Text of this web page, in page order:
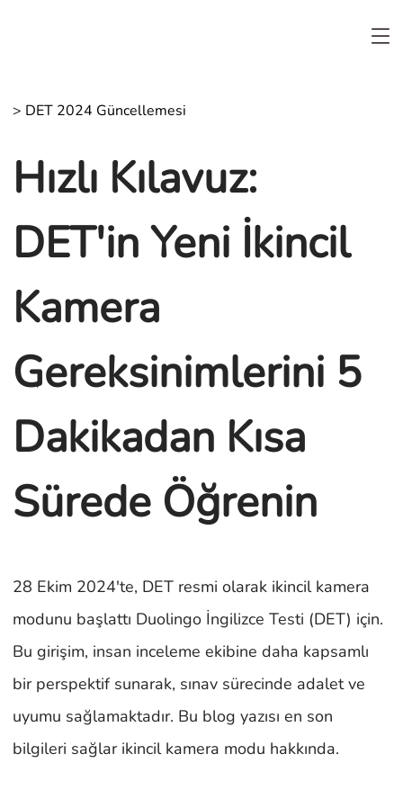
> DET 2024 Güncellemesi
Hızlı Kılavuz:
DET'in Yeni İkincil
Kamera
Gereksinimlerini 5
Dakikadan Kısa
Sürede Öğrenin
28 Ekim 2024'te, DET resmi olarak ikincil kamera
modunu başlattı Duolingo İngilizce Testi (DET) için.
Bu girişim, insan inceleme ekibine daha kapsamlı
bir perspektif sunarak, sınav sürecinde adalet ve
uyumu sağlamaktadır. Bu blog yazısı en son
bilgileri sağlar ikincil kamera modu hakkında.